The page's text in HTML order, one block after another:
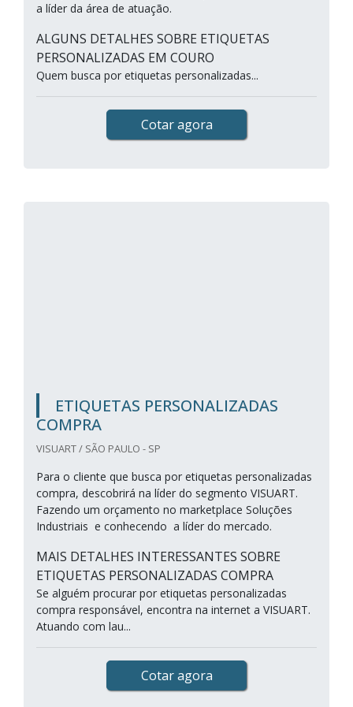
a líder da área de atuação.
ALGUNS DETALHES SOBRE ETIQUETAS
PERSONALIZADAS EM COURO
Quem busca por etiquetas personalizadas...
Cotar agora
ETIQUETAS PERSONALIZADAS
COMPRA
VISUART / SÃO PAULO - SP
Para o cliente que busca por etiquetas personalizadas
compra, descobrirá na líder do segmento VISUART.
Fazendo um orçamento no marketplace Soluções
Industriais e conhecendo a líder do mercado.
MAIS DETALHES INTERESSANTES SOBRE
ETIQUETAS PERSONALIZADAS COMPRA
Se alguém procurar por etiquetas personalizadas
compra responsável, encontra na internet a VISUART.
Atuando com lau...
Cotar agora